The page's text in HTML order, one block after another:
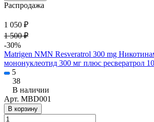
Распродажа
1 050 ₽
1 500 ₽
-30%
Matrigen NMN Resveratrol 300 mg
мононуклеотид 300 мг плюс ресвератрол
5
38
В наличии
Арт. MBD001
В корзину